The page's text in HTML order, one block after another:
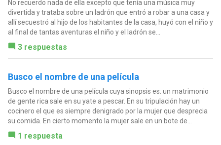
No recuerdo nada de ella excepto que tenía una música muy
divertida y trataba sobre un ladrón que entró a robar a una casa y
allí secuestró al hijo de los habitantes de la casa, huyó con el niño y
al final de tantas aventuras el niño y el ladrón se...
3 respuestas
Busco el nombre de una película
Busco el nombre de una película cuya sinopsis es: un matrimonio
de gente rica sale en su yate a pescar. En su tripulación hay un
cocinero el que es siempre denigrado por la mujer que desprecia
su comida. En cierto momento la mujer sale en un bote de...
1 respuesta